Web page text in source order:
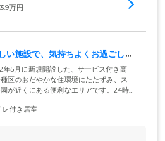
3.9万円
施設で、気持ちよくお過ごしい
年5月に新規開設した、サービス付き高
区のおだやかな住環境にたたずみ、ス
が近くにある便利なエリアです。24時
介護サービスをご提供しています。入
レ付き居室